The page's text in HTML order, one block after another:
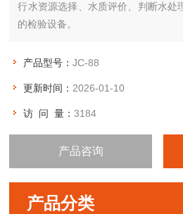
行水资源选择、水质评价、判断水处
的检验设备。
产品型号：JC-88
更新时间： 2026-01-10
访 问 量：3184
产品咨询
产品分类